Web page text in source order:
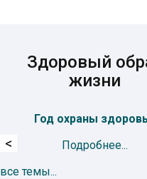
Здоровый
жизни
Год охраны
Подробнее...
<
все темы...